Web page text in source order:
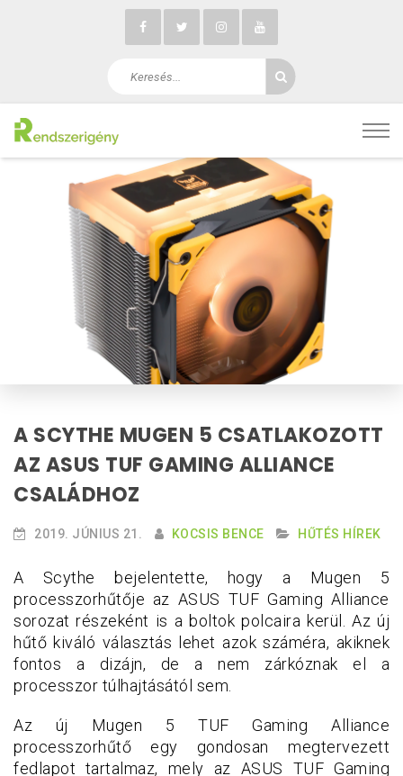
A SCYTHE MUGEN 5 CSATLAKOZOTT
AZ ASUS TUF GAMING ALLIANCE
CSALÁDHOZ
2019. JÚNIUS 21. KOCSIS BENCE HŰTÉS HÍREK
A Scythe bejelentette, hogy a Mugen 5
processzorhűtője az ASUS TUF Gaming Alliance
sorozat részeként is a boltok polcaira kerül. Az új
hűtő kiváló választás lehet azok száméra, akiknek
fontos a dizájn, de a nem zárkóznak el a
processzor túlhajtásától sem.
Az új Mugen 5 TUF Gaming Alliance
processzorhűtő egy gondosan megtervezett
fedlapot tartalmaz, mely az ASUS TUF Gaming